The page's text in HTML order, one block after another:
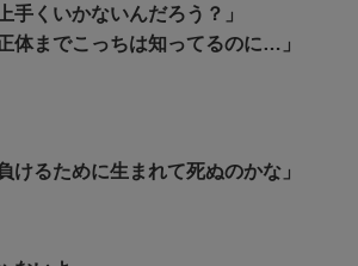
手くいかないんだろう？」
体までこっちは知ってるのに…」
けるために生まれて死ぬのかな」